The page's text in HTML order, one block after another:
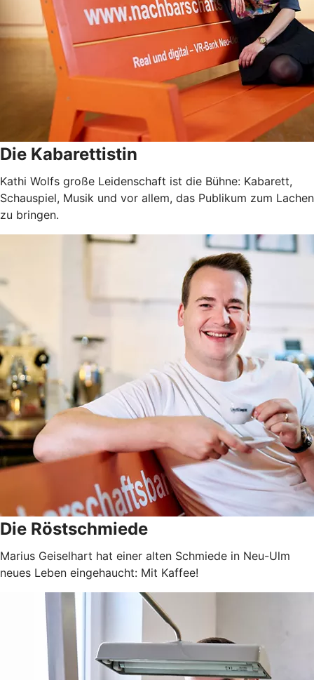
Die Kabarettistin
Kathi Wolfs große Leidenschaft ist die Bühne: Kabarett,
Schauspiel, Musik und vor allem, das Publikum zum Lachen
zu bringen.
Die Röstschmiede
Marius Geiselhart hat einer alten Schmiede in Neu-Ulm
neues Leben eingehaucht: Mit Kaffee!